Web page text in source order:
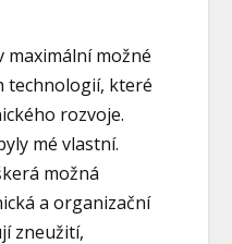
maximální možné
technologií, které
rozvoje.
mé vlastní.
možná
a organizační
zneužití,